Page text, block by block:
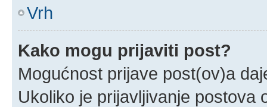
Vrh
Kako mogu prijaviti post?
Mogućnost prijave post(ov)a
Ukoliko je prijavljivanje postova